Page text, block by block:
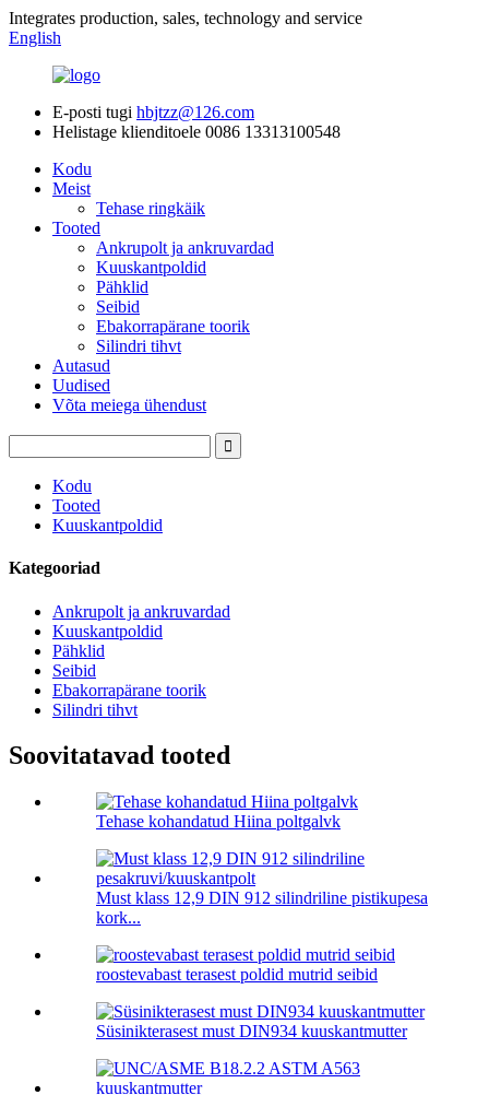
Integrates production, sales, technology and service
English
E-posti tugi hbjtzz@126.com
Helistage klienditoele 0086 13313100548
Kodu
Meist
Tehase ringkäik
Tooted
Ankrupolt ja ankruvardad
Kuuskantpoldid
Pähklid
Seibid
Ebakorrapärane toorik
Silindri tihvt
Autasud
Uudised
Võta meiega ühendust
Kodu
Tooted
Kuuskantpoldid
Kategooriad
Ankrupolt ja ankruvardad
Kuuskantpoldid
Pähklid
Seibid
Ebakorrapärane toorik
Silindri tihvt
Soovitatavad tooted
Tehase kohandatud Hiina poltgalvk
Must klass 12,9 DIN 912 silindriline pistikupesa
kork...
roostevabast terasest poldid mutrid seibid
Süsinikterasest must DIN934 kuuskantmutter